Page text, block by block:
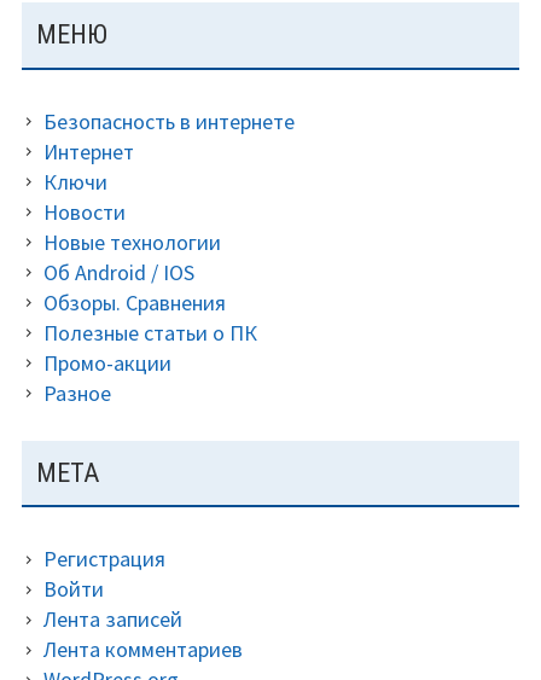
ОСНОВНАЯ
ПАНЕЛЬ
МЕНЮ
Безопасность в интернете
Интернет
Ключи
Новости
Новые технологии
Об Android / IOS
Обзоры. Сравнения
Полезные статьи о ПК
Промо-акции
Разное
МЕТА
Регистрация
Войти
Лента записей
Лента комментариев